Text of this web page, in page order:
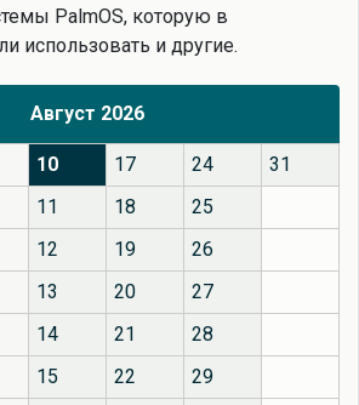
PalmOS, которую в
использовать и другие.
Август 2026
10 17 24
31
11 18
25
12 19
26
13 20
27
14 21
28
15 22 29